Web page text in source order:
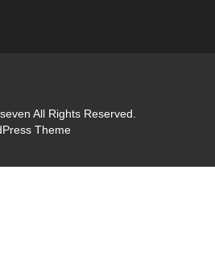
All Rights Reserved.
Theme